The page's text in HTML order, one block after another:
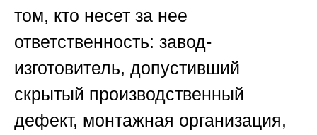
том, кто несет за нее
ответственность: завод-
изготовитель, допустивший
скрытый производственный
дефект, монтажная организация,